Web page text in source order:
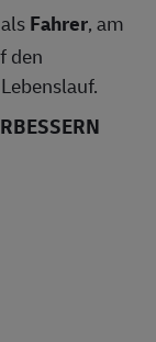
Fahrer, am
den